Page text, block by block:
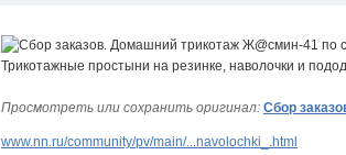
Просмотреть или сохранить оригинал: Сбор
www.nn.ru/community/pv/main/...navolochki_.html